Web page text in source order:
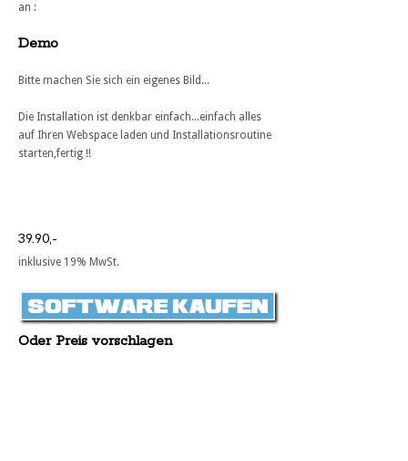
an :
Demo
Bitte machen Sie sich ein eigenes Bild...
Die Installation ist denkbar einfach...einfach alles
auf Ihren Webspace laden und Installationsroutine
starten,fertig !!
39.90,-
inklusive 19% MwSt.
Oder Preis vorschlagen